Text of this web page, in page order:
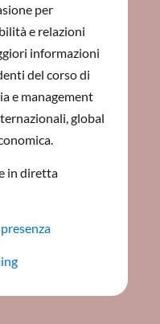
per
e relazioni
informazioni
del corso di
e management
global
in diretta